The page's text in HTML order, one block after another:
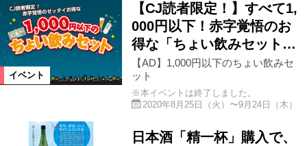
イベント
【CJ読者限定！】すべて1,
000円以下！赤字覚悟のお
得な「ちょい飲みセット…
【AD】1,000円以下のちょい飲みセ
ット
※本イベントは終了しました。
2020年8月25日（火）〜9月24日（木）
日本酒「精一杯」購入で、